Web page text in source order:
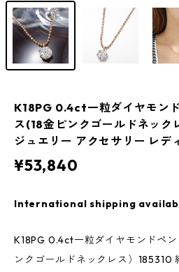
K18PG 0.4ct一粒ダイヤモン
ス(18金ピンクゴールドネッ
ジュエリー アクセサリー レデ
¥53,840
International shipping
K18PG 0.4ct一粒ダイヤモンドペ
ンクゴールドネックレス）185310